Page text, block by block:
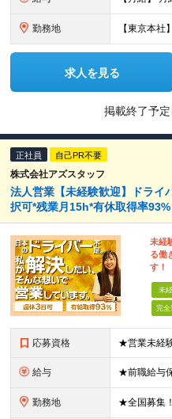
勤務地
求人を見る
掲載終了予定
正社員 自己PR不要
株式会社アズスタッフ
法人営業【未経験歓迎】ドライ
択可*残業月15h*有休取得率93%
未経
る働
す！
未
完全
応募資格
給与
勤務地